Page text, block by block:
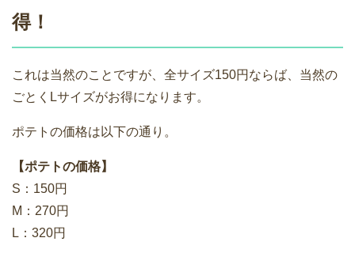
得！
これは当然のことですが、全サイズ150円ならば、当然の
ごとくLサイズがお得になります。
ポテトの価格は以下の通り。
【ポテトの価格】
S：150円
M：270円
L：320円